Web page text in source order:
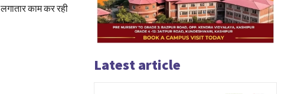
काम कर रही
Latest article